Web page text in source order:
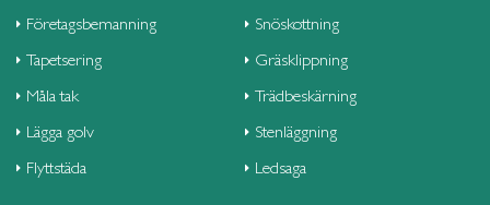
Företagsbemanning
Tapetsering
Måla tak
Lägga golv
Flyttstäda
Snöskottning
Gräsklippning
Trädbeskärning
Stenläggning
Ledsaga